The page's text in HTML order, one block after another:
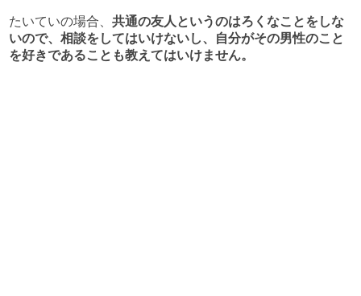
たいていの場合、 共通の友人というのはろくなことをしな
いので、相談をしてはいけないし、自分がその男性のこと
を好きであることも教えてはいけません。